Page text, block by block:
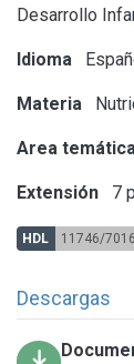
Desarrollo
Idioma
Materia
Area temática
Extensión 7
HDL 11746/7016
Descargas